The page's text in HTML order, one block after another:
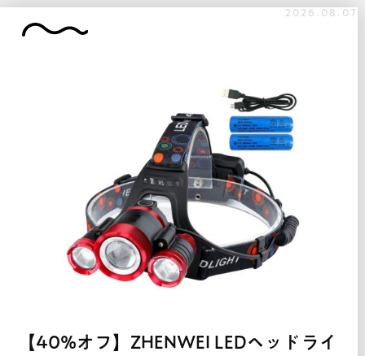
2026.08.07
【40%オフ】ZHENWEI LEDヘッドライ